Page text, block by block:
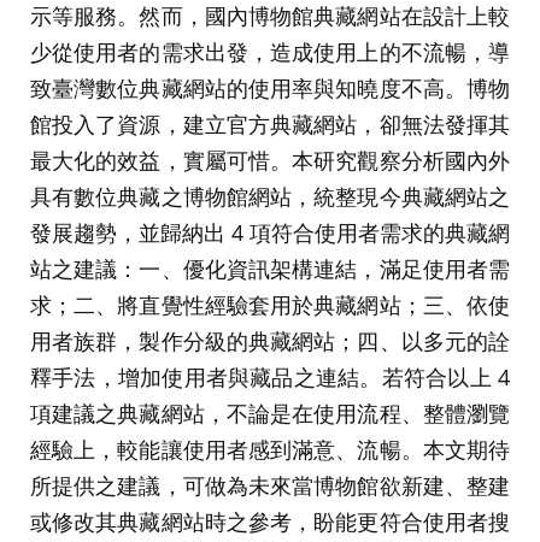
示等服務。然而，國內博物館典藏網站在設計上較
少從使用者的需求出發，造成使用上的不流暢，導
致臺灣數位典藏網站的使用率與知曉度不高。博物
館投入了資源，建立官方典藏網站，卻無法發揮其
最大化的效益，實屬可惜。本研究觀察分析國內外
具有數位典藏之博物館網站，統整現今典藏網站之
發展趨勢，並歸納出 4 項符合使用者需求的典藏網
站之建議：一、優化資訊架構連結，滿足使用者需
求；二、將直覺性經驗套用於典藏網站；三、依使
用者族群，製作分級的典藏網站；四、以多元的詮
釋手法，增加使用者與藏品之連結。若符合以上 4
項建議之典藏網站，不論是在使用流程、整體瀏覽
經驗上，較能讓使用者感到滿意、流暢。本文期待
所提供之建議，可做為未來當博物館欲新建、整建
或修改其典藏網站時之參考，盼能更符合使用者搜